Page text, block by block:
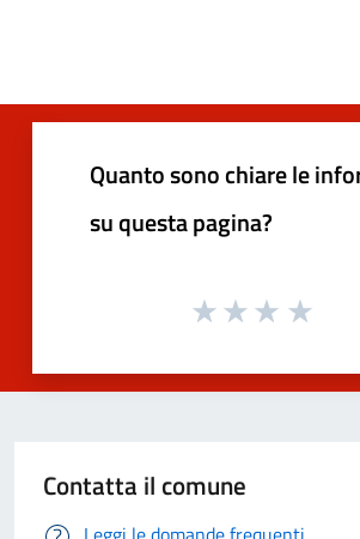
Quanto sono chiare le
su questa pagina?
Contatta il comune